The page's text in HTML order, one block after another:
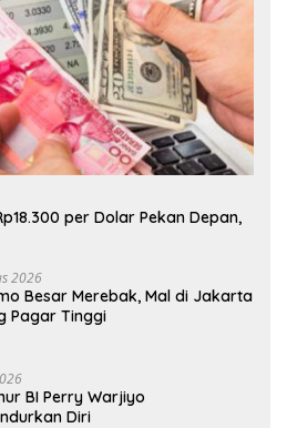
per Dolar Pekan Depan,
2026
Besar Merebak, Mal di Jakarta
Pagar Tinggi
BI Perry Warjiyo
Diri